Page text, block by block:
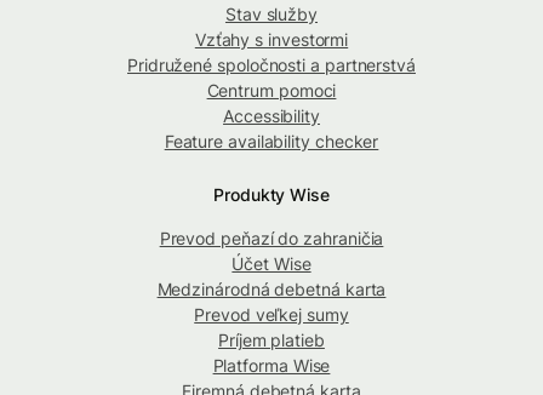
Stav služby
Vzťahy s investormi
Pridružené spoločnosti a partnerstvá
Centrum pomoci
Accessibility
Feature availability checker
Produkty Wise
Prevod peňazí do zahraničia
Účet Wise
Medzinárodná debetná karta
Prevod veľkej sumy
Príjem platieb
Platforma Wise
Firemná debetná karta